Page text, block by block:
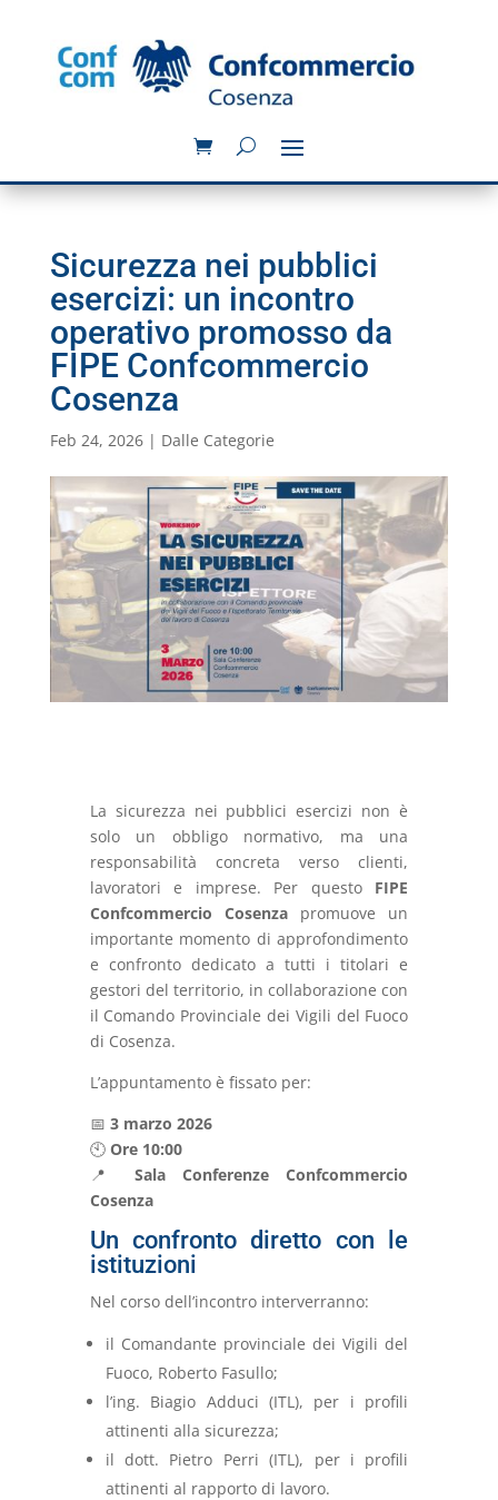
Sicurezza nei pubblici
esercizi: un incontro
operativo promosso da
FIPE Confcommercio
Cosenza
Feb 24, 2026| Dalle Categorie
La sicurezza nei pubblici esercizi non è
solo un obbligo normativo, ma una
responsabilità concreta verso clienti,
lavoratori e imprese. Per questo FIPE
Confcommercio Cosenzapromuove un
importante momento di approfondimento
e confronto dedicato a tutti i titolari e
gestori del territorio, in collaborazione con
il Comando Provinciale dei Vigili del Fuoco
di Cosenza.
L’appuntamento è fissato per:
📅 3 marzo 2026
🕙 Ore 10:00
📍 Sala Conferenze Confcommercio
Cosenza
Un confronto diretto con le
istituzioni
Nel corso dell’incontro interverranno:
il Comandante provinciale dei Vigili del
Fuoco, Roberto Fasullo;
l’ing. Biagio Adduci (ITL), per i profili
attinenti alla sicurezza;
il dott. Pietro Perri (ITL), per i profili
attinenti al rapporto di lavoro.